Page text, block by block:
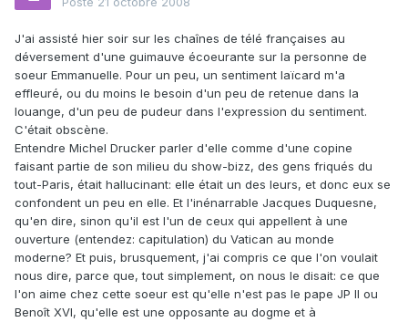
J'ai assisté hier soir sur les chaînes de télé françaises au
déversement d'une guimauve écoeurante sur la personne de
soeur Emmanuelle. Pour un peu, un sentiment laïcard m'a
effleuré, ou du moins le besoin d'un peu de retenue dans la
louange, d'un peu de pudeur dans l'expression du sentiment.
C'était obscène.
Entendre Michel Drucker parler d'elle comme d'une copine
faisant partie de son milieu du show-bizz, des gens friqués du
tout-Paris, était hallucinant: elle était un des leurs, et donc eux se
confondent un peu en elle. Et l'inénarrable Jacques Duquesne,
qu'en dire, sinon qu'il est l'un de ceux qui appellent à une
ouverture (entendez: capitulation) du Vatican au monde
moderne? Et puis, brusquement, j'ai compris ce que l'on voulait
nous dire, parce que, tout simplement, on nous le disait: ce que
l'on aime chez cette soeur est qu'elle n'est pas le pape JP II ou
Benoît XVI, qu'elle est une opposante au dogme et à